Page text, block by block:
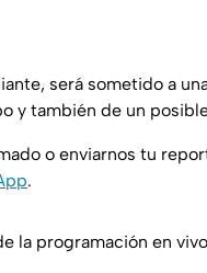
será sometido a
y también de un
o enviarnos tu
.
la programación en